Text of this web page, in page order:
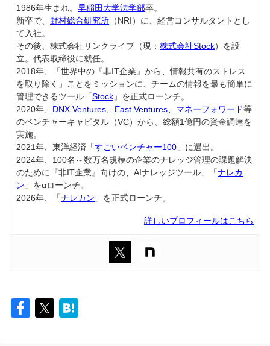
1986年生まれ。 早稲田大学法学部卒。
新卒で、 野村総合研究所 （NRI）に、経営コンサルタントとし
て入社。
その後、株式会社リンクライブ（現： 株式会社Stock）を設
立。代表取締役に就任。
2018年、「世界中の『非IT企業』から、情報共有のストレス
を取り除く」ことをミッションに、チームの情報を最も簡単に
管理できるツール「Stock 」を正式ローンチ。
2020年、 DNX Ventures、 East Ventures、 マネーフォワード等
のベンチャーキャピタル（VC）から、総額1億円の資金調達を
実施。
2021年、東洋経済「すごいベンチャー100 」に選出。
2024年、100名～数万名規模の企業のナレッジ管理の課題解決
のために『非IT企業』向けの、AIナレッジツール、「ナレカ
ン 」をαローンチ。
2026年、「ナレカン 」を正式ローンチ。
詳しいプロフィールはこちら